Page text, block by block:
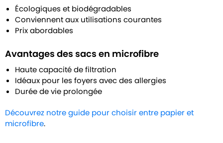
Écologiques et biodégradables
Conviennent aux utilisations courantes
Prix abordables
Avantages des sacs en microfibre
Haute capacité de filtration
Idéaux pour les foyers avec des allergies
Durée de vie prolongée
Découvrez notre guide pour choisir entre papier et
microfibre.